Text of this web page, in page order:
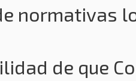
normativas
de que